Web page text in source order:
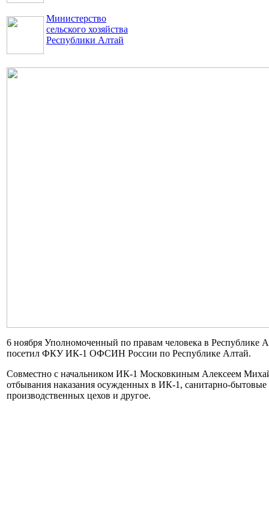
Министерство
сельского хозяйства
Республики Алтай
6 ноября Уполномоченный по правам человека в
посетил ФКУ ИК-1 ОФСИН России по Республике Алтай.
Совместно с начальником ИК-1 Московкиным Алексеем
отбывания наказания осужденных в ИК-1, санитарно-бытовые
производственных цехов и другое.